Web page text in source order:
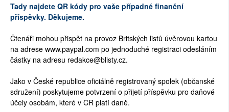
Tady najdete QR kódy pro vaše případné finanční
příspěvky. Děkujeme.
Čtenáři mohou přispět na provoz Britských listů úvěrovou kartou
na adrese www.paypal.com po jednoduché registraci odesláním
částky na adresu redakce@blisty.cz.
Jako v České republice oficiálně registrovaný spolek (občanské
sdružení) poskytujeme potvrzení o přijetí příspěvku pro daňové
účely osobám, které v ČR platí daně.